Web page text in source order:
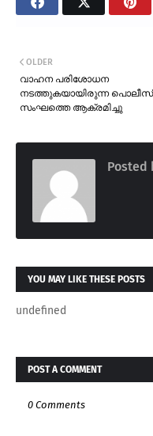
OLDER
വാഹന പരിശോധന
നടത്തുകയായിരുന്ന പൊലീസ്
സംഘത്തെ ആക്രമിച്ചു
Posted
YOU MAY LIKE THESE POSTS
undefined
POST A COMMENT
0 Comments